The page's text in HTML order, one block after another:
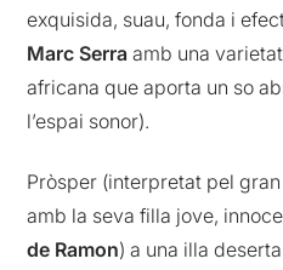
exquisida, suau, fonda i
Marc Serra amb una
africana que aporta un so
l’espai sonor).
Pròsper (interpretat pel gran
amb la seva filla jove,
de Ramon) a una illa